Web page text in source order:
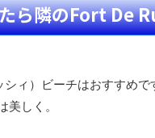
ら隣のFort De
ィ）ビーチはおすすめで
しく。